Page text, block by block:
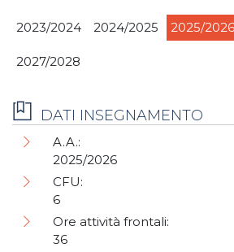
2023/2024 2024/2025 2025/2026
2027/2028
DATI INSEGNAMENTO
A.A.:
2025/2026
CFU:
6
Ore attività frontali:
36